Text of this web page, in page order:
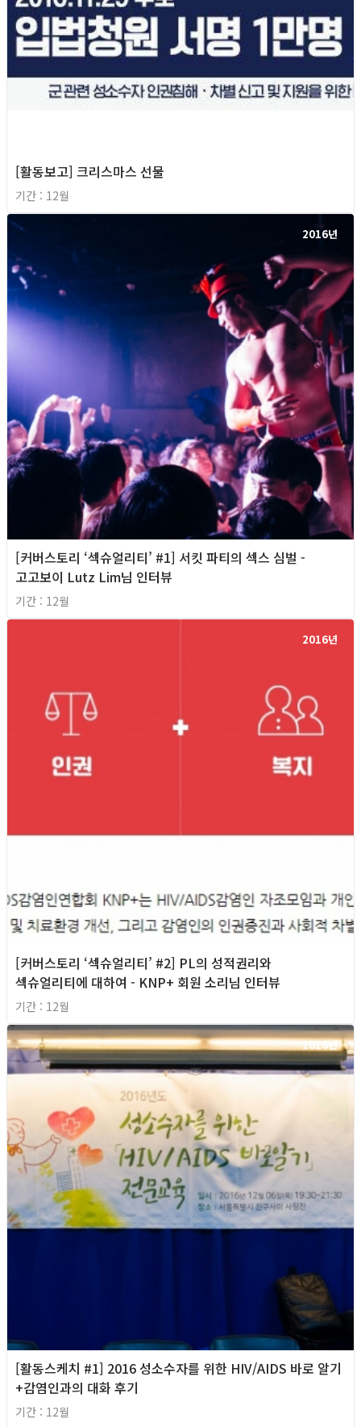
[활동보고] 크리스마스 선물
기간 : 12월
2016년
[커버스토리 ‘섹슈얼리티’ #1] 서킷 파티의 섹스 심벌 -
고고보이 Lutz Lim님 인터뷰
기간 : 12월
2016년
[커버스토리 ‘섹슈얼리티’ #2] PL의 성적권리와
섹슈얼리티에 대하여 - KNP+ 회원 소리님 인터뷰
기간 : 12월
2016년
[활동스케치 #1] 2016 성소수자를 위한 HIV/AIDS 바로 알기
+감염인과의 대화 후기
기간 : 12월